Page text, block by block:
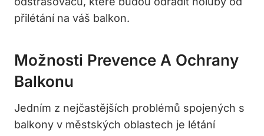
přilétání na váš balkon.
Možnosti Prevence A Ochrany
Balkonu
Jedním z nejčastějších problémů spojených s
balkony v městských oblastech je létání